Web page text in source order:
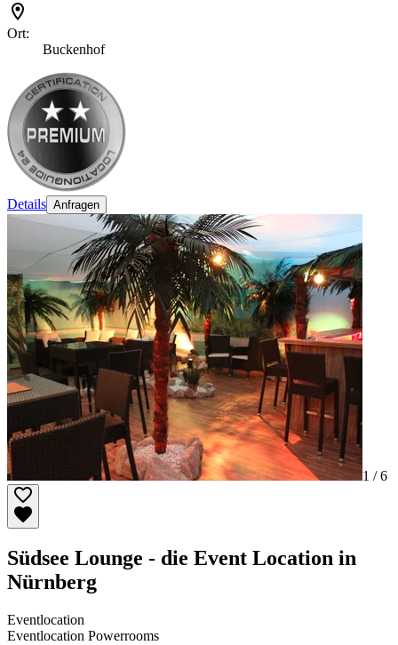
Ort:
Buckenhof
Details Anfragen
1 /6
Südsee Lounge - die Event Location in
Nürnberg
Eventlocation
Eventlocation Powerrooms